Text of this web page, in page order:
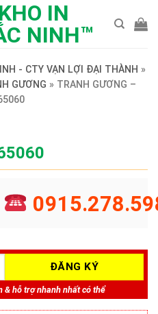
- CTY VẠN LỢI ĐẠI THÀNH »
GƯƠNG » TRANH GƯƠNG –
& hỗ trợ nhanh nhất có thể